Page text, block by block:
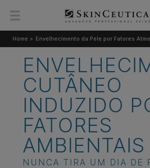
Home > Envelhecimento da Pele por Fatores
CUTÂNEO
INDUZIDO
FATORES​
AMBIENTAIS
NUNCA TIRA UM DIA DE